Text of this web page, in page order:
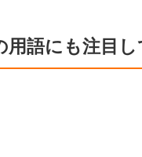
用語にも注目